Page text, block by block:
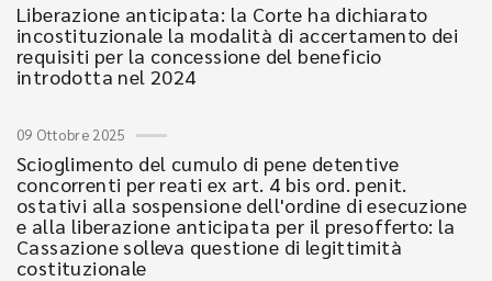
Liberazione anticipata: la Corte ha dichiarato
incostituzionale la modalità di accertamento dei
requisiti per la concessione del beneficio
introdotta nel 2024
09 Ottobre 2025
Scioglimento del cumulo di pene detentive
concorrenti per reati ex art. 4 bis ord. penit.
ostativi alla sospensione dell'ordine di esecuzione
e alla liberazione anticipata per il presofferto: la
Cassazione solleva questione di legittimità
costituzionale